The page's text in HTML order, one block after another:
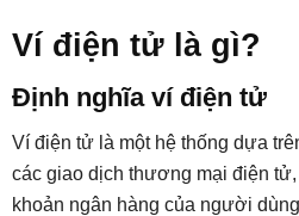
Ví điện tử là gì?
Định nghĩa ví điện tử
Ví điện tử là một hệ thống dựa
các giao dịch thương mại điện
khoản ngân hàng của người